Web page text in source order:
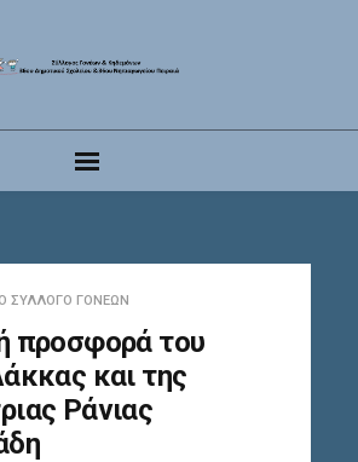
ΣΎΛΛΟΓΟ ΓΟΝΈΩΝ
προσφορά του
και της
Ράνιας